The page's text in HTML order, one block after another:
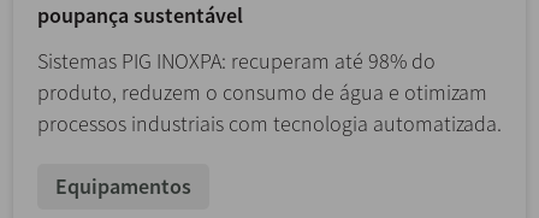
poupança sustentável
Sistemas PIG INOXPA: recuperam até 98% do
produto, reduzem o consumo de água e otimizam
processos industriais com tecnologia automatizada.
Equipamentos